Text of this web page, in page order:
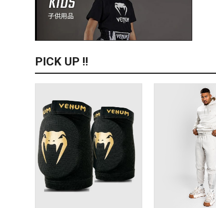
PICK UP !!